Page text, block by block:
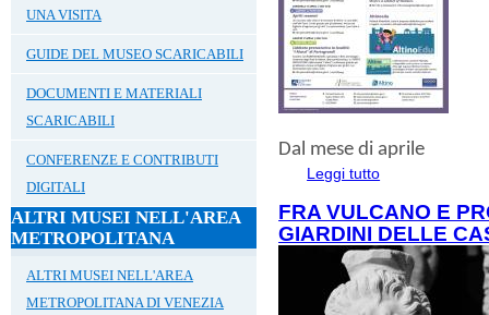
UNA VISITA
GUIDE DEL MUSEO SCARICABILI
DOCUMENTI E MATERIALI
SCARICABILI
CONFERENZE E CONTRIBUTI
DIGITALI
ALTRI MUSEI NELL'AREA
METROPOLITANA
ALTRI MUSEI NELL'AREA
METROPOLITANA DI VENEZIA
Dal mese di aprile
Leggi tutto
FRA VULCANO E
GIARDINI DELLE